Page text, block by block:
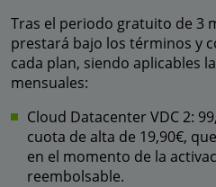
Tras el periodo gratuito de 3
prestará bajo los términos y
cada plan, siendo aplicables
mensuales:
Cloud Datacenter VDC 2:
cuota de alta de 19,90€,
en el momento de la
reembolsable.